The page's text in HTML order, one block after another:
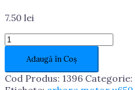
7.50 lei
Cantitate
Sonda
UTB
U650
Adaugă în Coș
Cod Produs: 1396 Categorie: